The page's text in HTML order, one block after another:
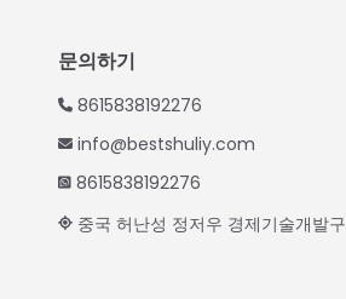
문의하기
8615838192276
info@bestshuliy.com
8615838192276
중국 허난성 정저우 경제기술개발구